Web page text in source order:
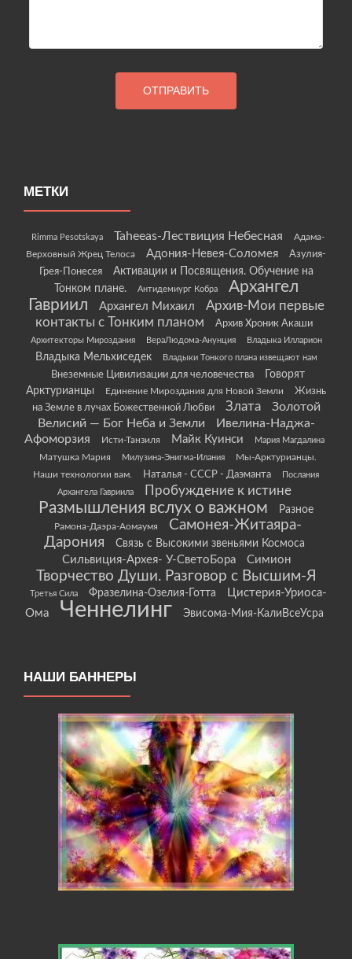
МЕТКИ
Rimma Pesotskaya Taheeas-Лествиция Небесная
Адама-
Верховный Жрец Телоса
Адония-Невея-Соломея
Азулия-
Грея-Понесея
Активации и Посвящения. Обучение на
Тонком плане.
Антидемиург Кобра
Архангел
Гавриил
Архангел Михаил
Архив-Мои первые
контакты с Тонким планом
Архив Хроник Акаши
Архитекторы Мироздания ВераЛюдома-Анунция Владыка Илларион
Владыка Мельхиседек Владыки Тонкого плана извещают нам
Внеземные Цивилизации для человечества
Говорят
Арктурианцы
Единение Мироздания для Новой Земли
Жизнь
на Земле в лучах Божественной Любви
Злата
Золотой
Велисий — Бог Неба и Земли
Ивелина-Наджа-
Афоморзия
Исти-Танзиля Майк Куинси Мария Магдалина
Матушка Мария Милузина-Энигма-Илания
Мы-Арктурианцы.
Наши технологии вам.
Наталья - СССР - Даэманта
Послания
Архангела Гавриила
Пробуждение к истине
Размышления вслух о важном Разное
Рамона-Даэра-Аомаумя
Самонея-Житаяра-
Дарония
Связь с Высокими звеньями Космоса
Сильвиция-Архея- У-СветоБора Симион
Творчество Души. Разговор с Высшим-Я
Третья Сила Фразелина-Озелия-Готта
Цистерия-Уриоса-
Ома
Ченнелинг Эвисома-Мия-КалиВсеУсра
НАШИ БАННЕРЫ